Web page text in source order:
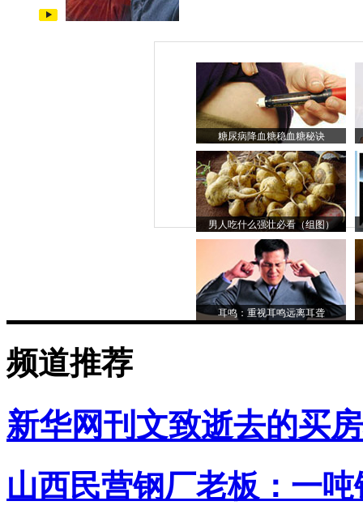
糖尿病降血糖稳血糖秘诀
男人吃什么强壮必看（组图）
耳鸣：重视耳鸣远离耳聋
频道推荐
新华网刊文致逝去的买
山西民营钢厂老板：一